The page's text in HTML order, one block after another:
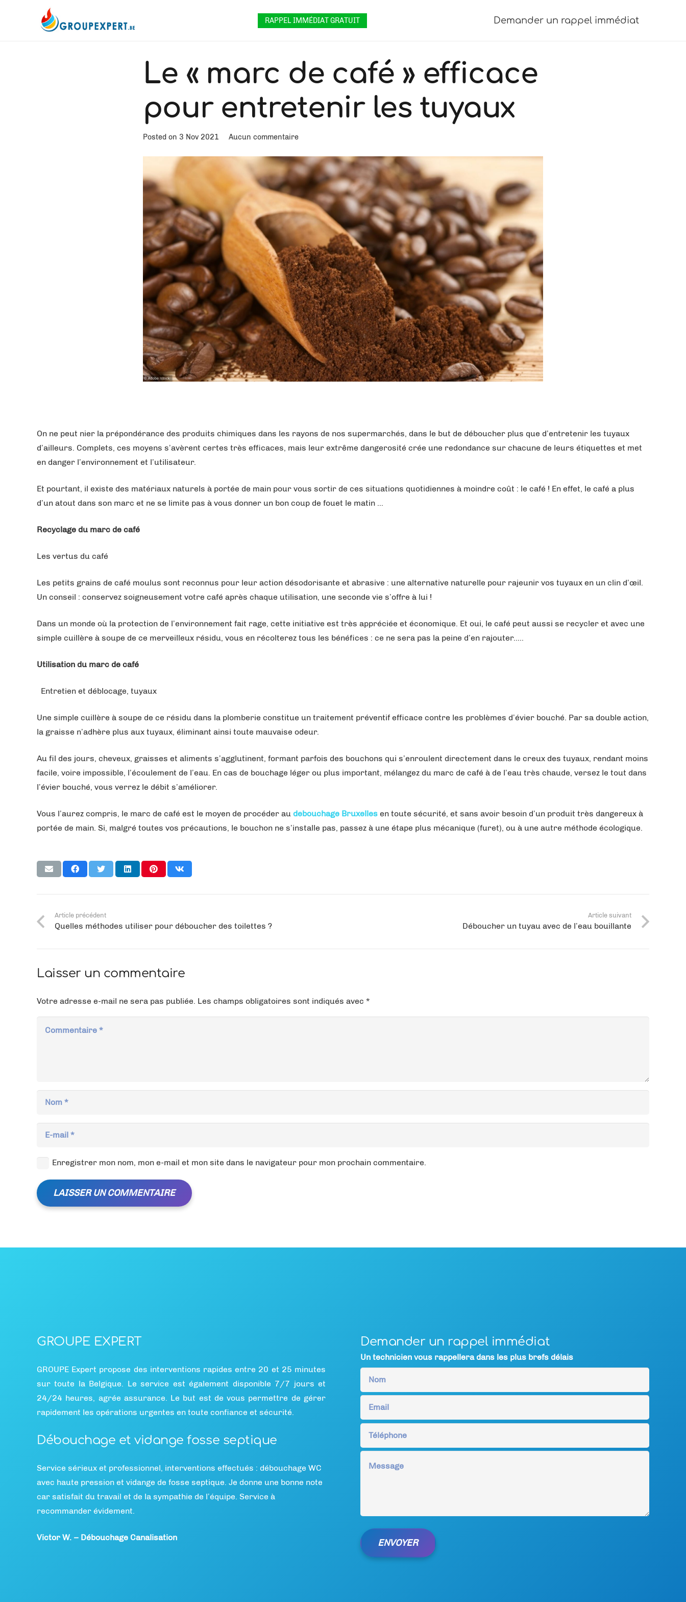
RAPPEL IMMÉDIAT GRATUIT Demander un rappel immédiat
Le « marc de café » efficace
pour entretenir les tuyaux
Posted on 3 Nov 2021 Aucun commentaire
On ne peut nier la prépondérance des produits chimiques dans les rayons de nos supermarchés, dans le but de déboucher plus que d’entretenir les tuyaux
d’ailleurs. Complets, ces moyens s’avèrent certes très efficaces, mais leur extrême dangerosité crée une redondance sur chacune de leurs étiquettes et met
en danger l’environnement et l’utilisateur.
Et pourtant, il existe des matériaux naturels à portée de main pour vous sortir de ces situations quotidiennes à moindre coût : le café ! En effet, le café a plus
d’un atout dans son marc et ne se limite pas à vous donner un bon coup de fouet le matin …
Recyclage du marc de café
Les vertus du café
Les petits grains de café moulus sont reconnus pour leur action désodorisante et abrasive : une alternative naturelle pour rajeunir vos tuyaux en un clin d’œil.
Un conseil : conservez soigneusement votre café après chaque utilisation, une seconde vie s’offre à lui !
Dans un monde où la protection de l’environnement fait rage, cette initiative est très appréciée et économique. Et oui, le café peut aussi se recycler et avec une
simple cuillère à soupe de ce merveilleux résidu, vous en récolterez tous les bénéfices : ce ne sera pas la peine d’en rajouter…..
Utilisation du marc de café
Entretien et déblocage, tuyaux
Une simple cuillère à soupe de ce résidu dans la plomberie constitue un traitement préventif efficace contre les problèmes d’évier bouché. Par sa double action,
la graisse n’adhère plus aux tuyaux, éliminant ainsi toute mauvaise odeur.
Au fil des jours, cheveux, graisses et aliments s’agglutinent, formant parfois des bouchons qui s’enroulent directement dans le creux des tuyaux, rendant moins
facile, voire impossible, l’écoulement de l’eau. En cas de bouchage léger ou plus important, mélangez du marc de café à de l’eau très chaude, versez le tout dans
l’évier bouché, vous verrez le débit s’améliorer.
Vous l’aurez compris, le marc de café est le moyen de procéder au debouchage Bruxelles en toute sécurité, et sans avoir besoin d’un produit très dangereux à
portée de main. Si, malgré toutes vos précautions, le bouchon ne s’installe pas, passez à une étape plus mécanique (furet), ou à une autre méthode écologique.
Article précédent
Quelles méthodes utiliser pour déboucher des toilettes ?
Article suivant
Déboucher un tuyau avec de l’eau bouillante
Laisser un commentaire
Votre adresse e-mail ne sera pas publiée. Les champs obligatoires sont indiqués avec *
Enregistrer mon nom, mon e-mail et mon site dans le navigateur pour mon prochain commentaire.
LAISSER UN COMMENTAIRE
GROUPE EXPERT
GROUPE Expert propose des interventions rapides entre 20 et 25 minutes
sur toute la Belgique. Le service est également disponible 7/7 jours et
24/24 heures, agrée assurance. Le but est de vous permettre de gérer
rapidement les opérations urgentes en toute confiance et sécurité.
Débouchage et vidange fosse septique
Service sérieux et professionnel, interventions effectués : débouchage WC
avec haute pression et vidange de fosse septique. Je donne une bonne note
car satisfait du travail et de la sympathie de l’équipe. Service à
recommander évidement.
Victor W. – Débouchage Canalisation
Demander un rappel immédiat
Un technicien vous rappellera dans les plus brefs délais